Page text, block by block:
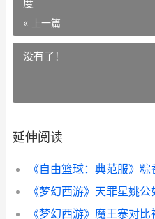
度
« 上一篇
没有了！
延伸阅读